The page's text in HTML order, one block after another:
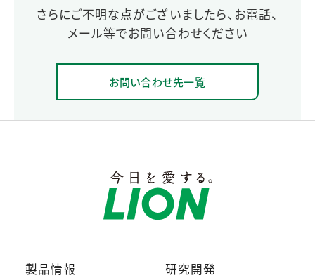
さらにご不明な点がございましたら、お電話、
メール等でお問い合わせください
お問い合わせ先一覧
製品情報 研究開発